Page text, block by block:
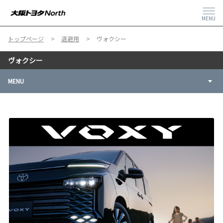
MENU
トップページ 退避用 ヴォクシー
ヴォクシー
MENU